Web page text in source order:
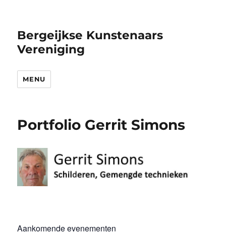
Bergeijkse Kunstenaars
Vereniging
MENU
Portfolio Gerrit Simons
Aankomende evenementen